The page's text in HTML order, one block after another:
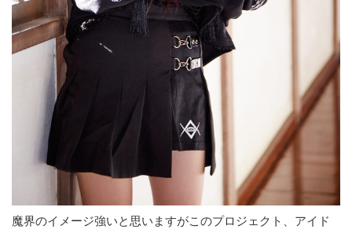
魔界のイメージ強いと思いますがこのプロジェクト、アイド